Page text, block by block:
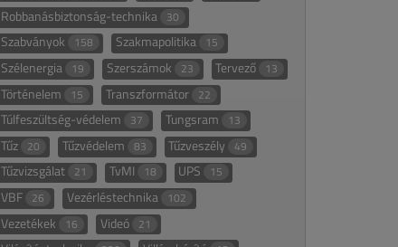
Robbanásbiztonság-technika 30
Szabványok 158 Szakmapolitika 15
Szélenergia 19 Szerszámok 23 Tervező 13
Történelem 15 Transzformátor 22
Túlfeszültség-védelem 37 Tungsram 13
Tűz 20 Tűzvédelem 83 Tűzveszély 49
Tűzvizsgálat 21 TvMI 18 UPS 15
VBF 26 Vezérléstechnika 102
Vezetékek 16 Videó 21